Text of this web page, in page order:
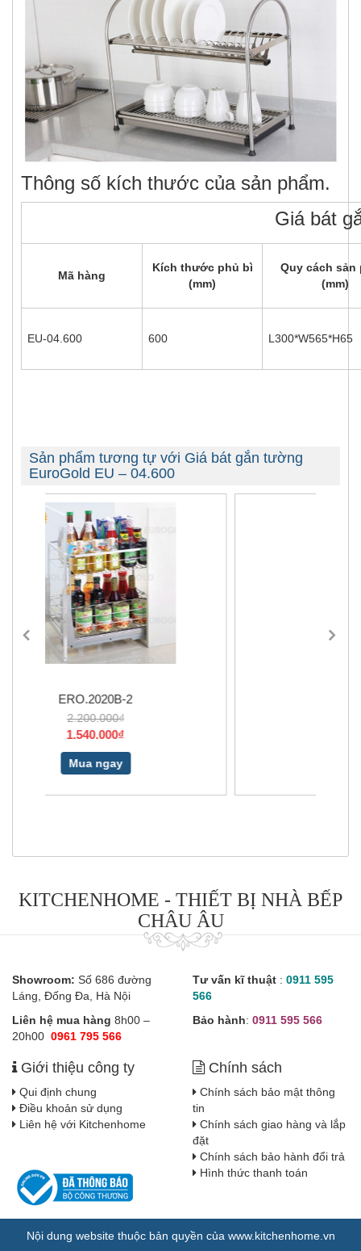
Thông số kích thước của sản phẩm.
Giá bát
Mã hàng
Kích thước phủ bì
(mm)
Quy cách sản
(mm)
EU-04.600 600 L300*W565*H65
Sản phẩm tương tự với Giá bát gắn tường
EuroGold EU – 04.600
KITCHENHOME - THIẾT BỊ NHÀ BẾP
CHÂU ÂU
Showroom: Số 686 đường
Láng, Đống Đa, Hà Nội
Liên hệ mua hàng 8h00 –
20h00 0961 795 566
Tư vấn kĩ thuật : 0911 595
566
Bảo hành: 0911 595 566
Giới thiệu công ty
Qui định chung
Điều khoản sử dụng
Liên hệ với Kitchenhome
Chính sách
Chính sách bảo mật thông
tin
Chính sách giao hàng và lắp
đặt
Chính sách bảo hành đổi trả
Hình thức thanh toán
Nội dung website thuộc bản quyền của www.kitchenhome.vn